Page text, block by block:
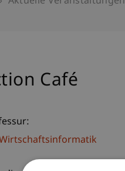
Café